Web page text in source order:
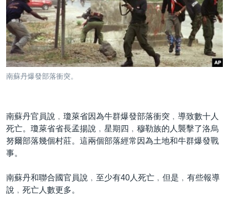
導
航
跳
轉
到
檢
揭謊頻道
美國
中國
國際
每日視頻新聞
VOA 60秒 (國際)
美國專訊
視頻存檔
YOUTUBE頻道
音頻
時事經緯
新聞音頻
海外港人
港人港心
國語
關注我們
南蘇丹爆發部落衝突。
南蘇丹官員說﹐瓊萊省因為牛群爆發部落衝突﹐導致數十人
死亡。瓊萊省省長孟揚說﹐星期四﹐穆勒族的人襲擊了洛烏
努爾部落幾個村莊。這兩個部落經常因為土地和牛群爆發戰
事。
南蘇丹和聯合國官員說﹐至少有40人死亡﹐但是﹐有些報導
說﹐死亡人數更多。